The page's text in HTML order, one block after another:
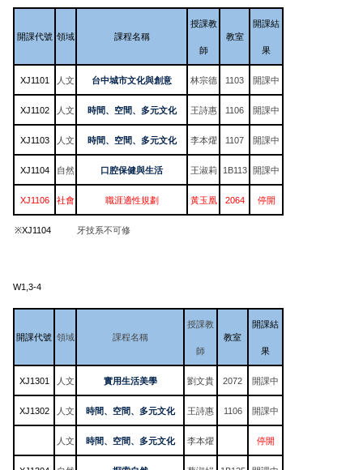
開課代號 領域 課程名稱
授課教
師
教室
開課結
果
XJ1101 人文 台中城市文化與創意 林宗德 1103 開課中
XJ1102 人文 時間、空間、多元文化 王詩惠 1106 開課中
XJ1103 人文 時間、空間、多元文化 李本燿 1107 開課中
XJ1104 自然 口腔保健與生活 王淑莉 1B113 開課中
XJ1106 社會 職涯適性規劃 黃玉凰 2064 停開
※XJ1104 牙技系不可修
W1,3-4
開課代號 領域 課程名稱
授課教
師
教室
開課結
果
XJ1301 人文 實用生活美學 劉文貴 2072 開課中
XJ1302 人文 時間、空間、多元文化 王詩惠 1106 開課中
人文 時間、空間、多元文化 李本燿 停開